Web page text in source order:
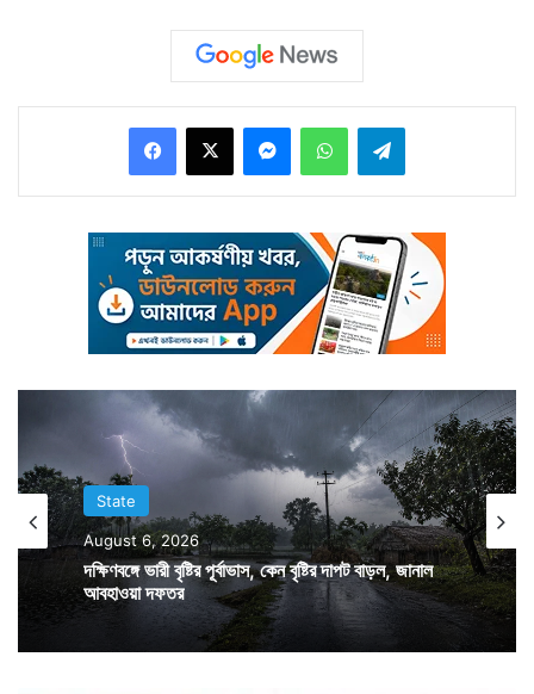
আর জি কর মেডিক্যাল কলেজে স্থানান্তরিত করা হয়। ওই
ব্যবসায়ী পুলিশকে জানিয়েছেন, তাঁর কাছে লক্ষাধিক টাকার একটি
ব্যাগ ছিল। ২নং প্ল্যাটফর্মে আসার সময় ফুটব্রিজে তাঁর পথ
আটকায় এক ব্যক্তি। তারপর অল্প দূরত্ব থেকে তাঁকে গুলি করে
সে। হাত থেকে ছিনিয়ে নেয় টাকার ব্যাগ। তারপর উল্টোদিকে দৌড়
লাগায়। পুলিশ ঘটনার তদন্ত শুরু করেছে। প্রত্যক্ষদর্শীদের
জিজ্ঞাসাবাদ করে আততায়ী সম্বন্ধে আরও জানার চেষ্টা করছে
State
August 6, 2026
দক্ষিণবঙ্গে ভারী বৃষ্টির পূর্বাভাস, কেন বৃষ্টির দাপট বাড়ল, জানাল
আবহাওয়া দফতর